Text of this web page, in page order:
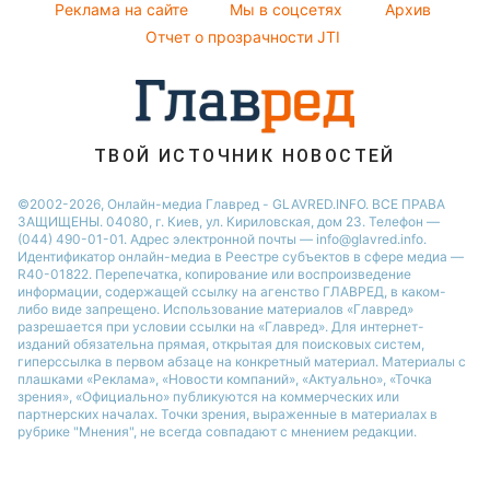
Новости Тернополя
Новости Житомира
Новости Запорожья
Все о шоу-бизнесе
Реклама на сайте
Мы в соцсетях
Архив
Отчет о прозрачности JTI
ТВОЙ ИСТОЧНИК НОВОСТЕЙ
©2002-2026, Онлайн-медиа Главред - GLAVRED.INFO. ВСЕ ПРАВА
ЗАЩИЩЕНЫ. 04080, г. Киев, ул. Кириловская, дом 23. Телефон —
(044) 490-01-01. Адрес электронной почты — info@glavred.info.
Идентификатор онлайн-медиа в Реестре cубъектов в сфере медиа —
R40-01822. Перепечатка, копирование или воспроизведение
информации, содержащей ссылку на агенство ГЛАВРЕД, в каком-
либо виде запрещено. Использование материалов «Главред»
разрешается при условии ссылки на «Главред». Для интернет-
изданий обязательна прямая, открытая для поисковых систем,
гиперссылка в первом абзаце на конкретный материал. Материалы с
плашками «Реклама», «Новости компаний», «Актуально», «Точка
зрения», «Официально» публикуются на коммерческих или
партнерских началах. Точки зрения, выраженные в материалах в
рубрике "Мнения", не всегда совпадают с мнением редакции.